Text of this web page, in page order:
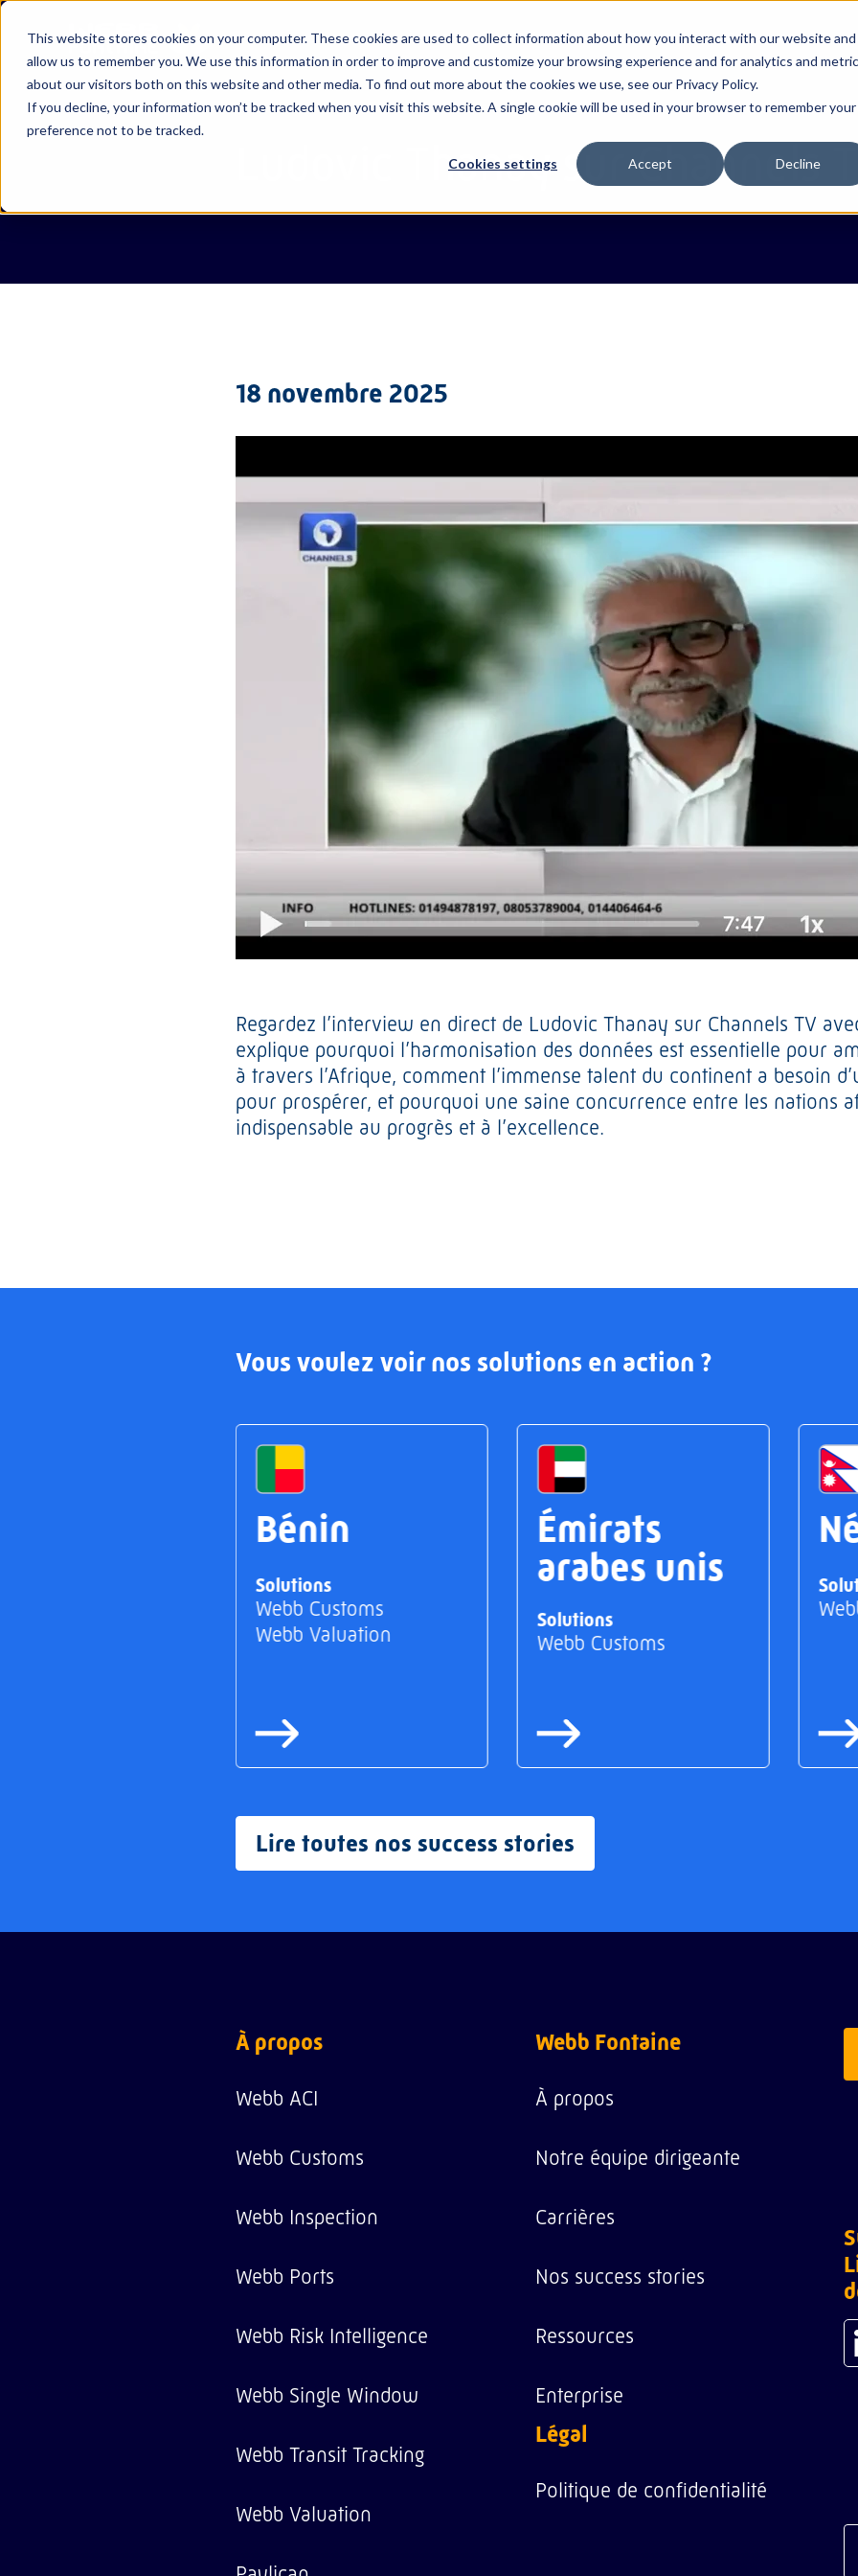
This website stores cookies on your computer. These cookies are used to collect information about how you interact with our website and
allow us to remember you. We use this information in order to improve and customize your browsing experience and for analytics and
about our visitors both on this website and other media. To find out more about the cookies we use, see our Privacy Policy.
If you decline, your information won’t be tracked when you visit this website. A single cookie will be used in your browser to remember your
preference not to be tracked.
Cookies settings Accept Decline
À propos
À propos de
La vie chez Webb
Notre équipe
dirigeante
Contactez-nous
Solutions
Voir toutes
Webb Customs
Webb Single Window
Webb Ports
Webb Transit Tracking
Webb Risk Intelligence
Webb ACI
Webb Valuation
Webb
Paylican
Projets
Voir toutes
Abou Dabi
Bangladesh
Bahreïn
Bénin
Côte d'Ivoire
Égypte
Éthiopie
Guinée
Ressources
Voir toutes
Actualités & RP
Glossaire
Ludovic Thanay sur Channels
18 novembre 2025
Regardez l’interview en direct de Ludovic Thanay sur Channels TV
explique pourquoi l’harmonisation des données est essentielle pour
à travers l’Afrique, comment l’immense talent du continent a besoin
pour prospérer, et pourquoi une saine concurrence entre les nations
indispensable au progrès et à l’excellence.
Vous voulez voir nos solutions en action ?
Bénin
Solutions
Webb Customs
Webb Valuation
Émirats
arabes unis
Solutions
Webb Customs
Lire toutes nos success stories
À propos
Webb ACI
Webb Customs
Webb Inspection
Webb Ports
Webb Risk Intelligence
Webb Single Window
Webb Transit Tracking
Webb Valuation
Webb Fontaine
À propos
Notre équipe dirigeante
Carrières
Nos success stories
Ressources
Enterprise
Légal
Politique de confidentialité